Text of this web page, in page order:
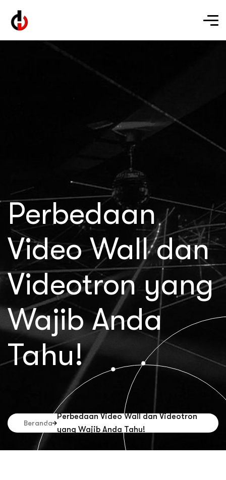
Perbedaan
Video Wall dan
Videotron yang
Wajib Anda
Tahu!
Beranda
Perbedaan Video Wall dan Videotron
yang Wajib Anda Tahu!